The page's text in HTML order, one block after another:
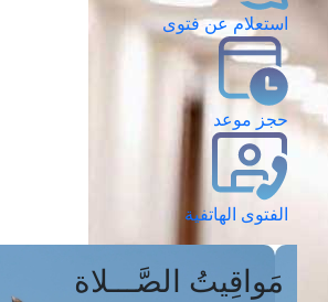
استعلام عن فتوى
حجز موعد
الفتوى الهاتفية
مَواقِيتُ الصَّـــلاة